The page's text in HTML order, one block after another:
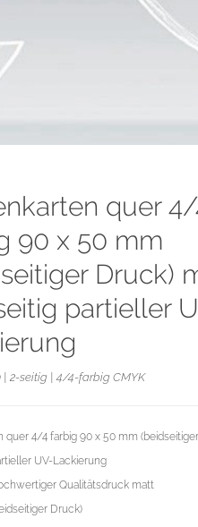
quer
90 x 50 mm
Druck)
partieller
| 2-seitig | 4/4-farbig CMYK
quer 4/4 farbig 90 x 50 mm
UV-Lackierung
Qualitätsdruck matt
Druck)